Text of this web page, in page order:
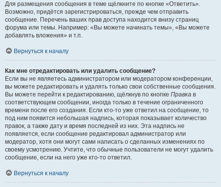
Для размещения сообщения в теме щёлкните по кнопке «Ответить».
Возможно, придётся зарегистрироваться, прежде чем отправить
сообщение. Перечень ваших прав доступа находится внизу страниц
форума или темы. Например: «Вы можете начинать темы», «Вы можете
добавлять вложения» и т.п.
Вернуться к началу
Как мне отредактировать или удалить сообщение?
Если вы не являетесь администратором или модератором конференции,
вы можете редактировать и удалять только свои собственные сообщения.
Вы можете перейти к редактированию, щёлкнув по кнопке Правка в
соответствующем сообщении, иногда только в течение ограниченного
времени после его создания. Если кто-то уже ответил на сообщение, то
под ним появится небольшая надпись, которая показывает количество
правок, а также дату и время последней из них. Эта надпись не
появляется, если сообщение редактировал администратор или
модератор, хотя они могут сами написать о сделанных изменениях по
своему усмотрению. Учтите, что обычные пользователи не могут удалить
сообщение, если на него уже кто-то ответил.
Вернуться к началу